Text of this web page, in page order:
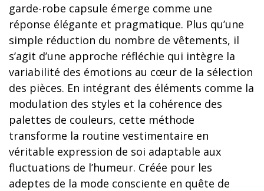
garde-robe capsule émerge comme une
réponse élégante et pragmatique. Plus qu’une
simple réduction du nombre de vêtements, il
s’agit d’une approche réfléchie qui intègre la
variabilité des émotions au cœur de la sélection
des pièces. En intégrant des éléments comme la
modulation des styles et la cohérence des
palettes de couleurs, cette méthode
transforme la routine vestimentaire en
véritable expression de soi adaptable aux
fluctuations de l’humeur. Créée pour les
adeptes de la mode consciente en quête de